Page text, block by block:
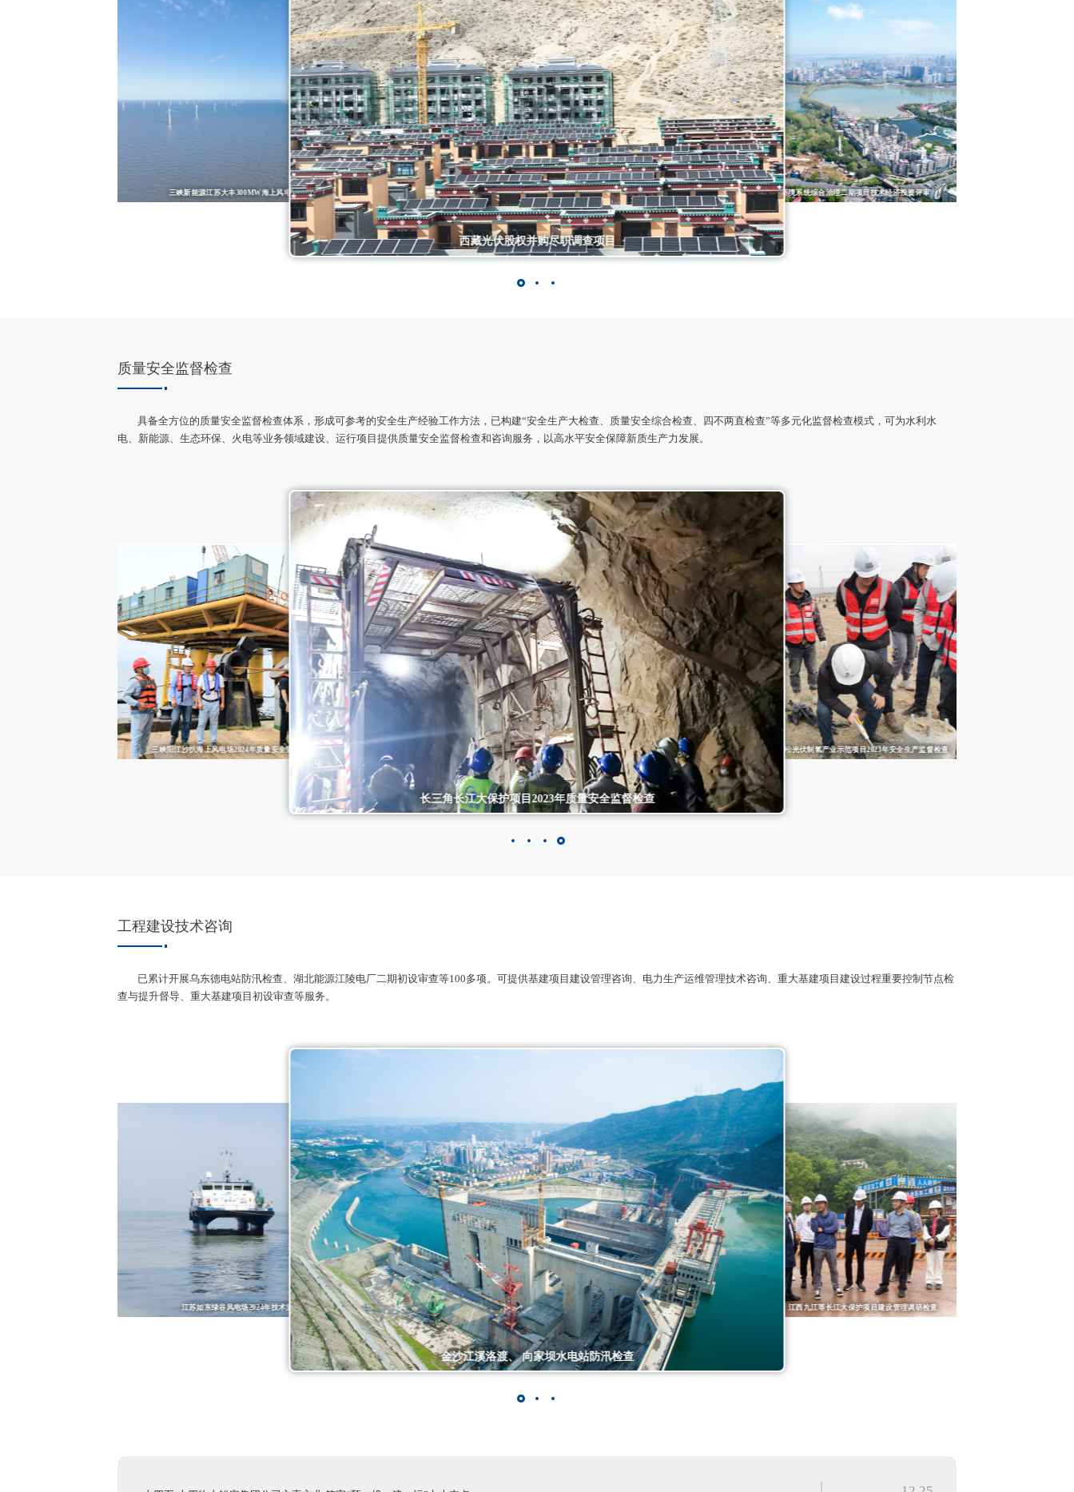
西藏光伏股权并购尽职调查项目
九江市中心城区水环境系统综合治理二期项目技术经济投资评审
三峡新能源江苏大丰300MW海上风电项目后评价
质量安全监督检查
具备全方位的质量安全监督检查体系，形成可参考的安全生产经验工作方法，已构建“安全生产大检查、质量安全综合检查、四不两直检查”等多元化监督检查模式，可为水利水
电、新能源、生态环保、火电等业务领域建设、运行项目提供质量安全监督检查和咨询服务，以高水平安全保障新质生产力发展。
三峡阳江沙扒海上风电场2024年质量安全暨防台风专项检查
长三角长江大保护项目2023年质量安全监督检查
鄂尔多斯市准格尔旗纳日松光伏制氢产业示范项目2023年安全生产监督检查
三峡新能源山东庆云独立储能示范项目2023年安全生产监督检查
三峡阳江沙扒海上风电场2024年质量安全暨防台风专项检查
工程建设技术咨询
已累计开展乌东德电站防汛检查、湖北能源江陵电厂二期初设审查等100多项。可提供基建项目建设管理咨询、电力生产运维管理技术咨询、重大基建项目建设过程重要控制节点检
查与提升督导、重大基建项目初设审查等服务。
金沙江溪洛渡、 向家坝水电站防汛检查
重庆綦江、湖南岳阳、江西九江等长江大保护项目建设管理调研检查
江苏如东绿谷风电场2024年技术监督检查